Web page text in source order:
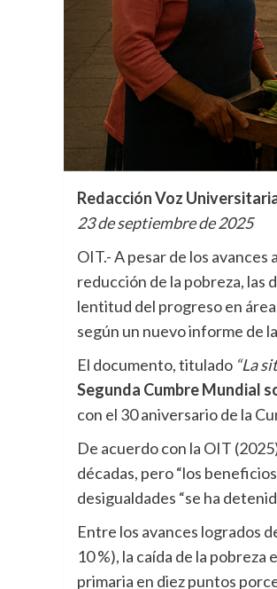
Redacción Voz
23 de septiembre de 2025
OIT.- A pesar de los
reducción de la pobreza, las
lentitud del progreso en
según un nuevo informe de la
El documento, titulado “La
Segunda Cumbre Mundial
con el 30 aniversario de la
De acuerdo con la OIT
décadas, pero “los
desigualdades “se ha
Entre los avances logrados
10 %), la caída de la
primaria en diez puntos